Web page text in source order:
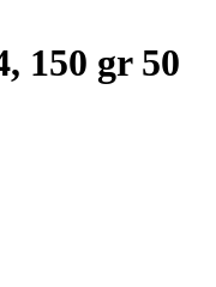
150 gr 50